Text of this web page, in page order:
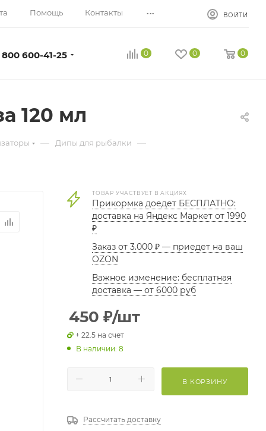
Помощь Контакты ... ВОЙТИ
800 600-41-25 0 0 0
120 мл
— Дипы для рыбалки —
ТОВАР УЧАСТВУЕТ В АКЦИЯХ
Прикормка доедет БЕСПЛАТНО:
доставка на Яндекс Маркет от 1990
₽
Заказ от 3.000 ₽ — приедет на ваш
OZON
Важное изменение: бесплатная
доставка — от 6000 руб
450 ₽/шт
+ 22.5 на счет
В наличии: 8
В КОРЗИНУ
Рассчитать доставку